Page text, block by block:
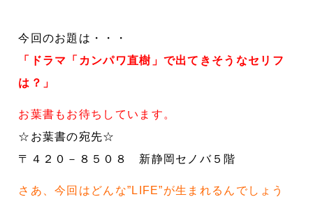
今回のお題は・・・
「ドラマ「カンパワ直樹」で出てきそうなセリフ
は？」
お葉書もお待ちしています。
☆お葉書の宛先☆
〒４２０－８５０８ 新静岡セノバ５階
さあ、今回はどんな”LIFE”が生まれるんでしょう